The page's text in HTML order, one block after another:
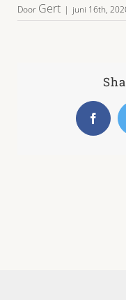
Door Gert | juni 16th,